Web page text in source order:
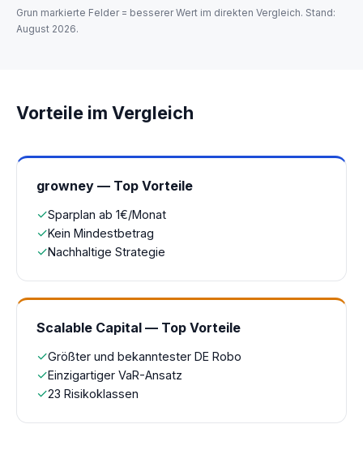
Grun markierte Felder = besserer Wert im direkten Vergleich. Stand:
August 2026.
Vorteile im Vergleich
growney — Top Vorteile
✓Sparplan ab 1€/Monat
✓Kein Mindestbetrag
✓Nachhaltige Strategie
Scalable Capital — Top Vorteile
✓Größter und bekanntester DE Robo
✓Einzigartiger VaR-Ansatz
✓23 Risikoklassen